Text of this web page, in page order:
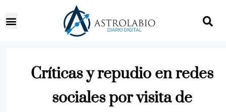
Críticas y repudio en redes
sociales por visita de